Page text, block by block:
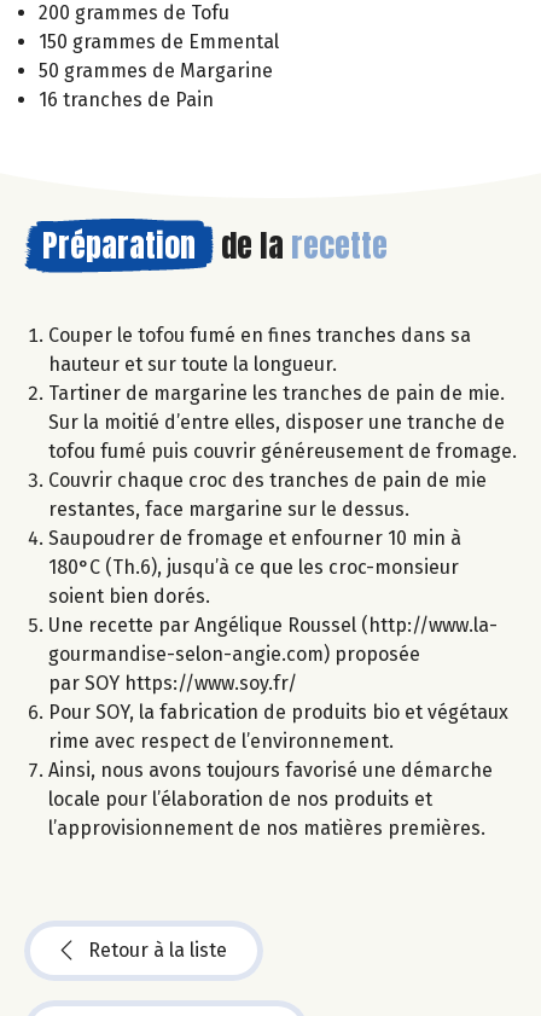
200 grammes de Tofu
150 grammes de Emmental
50 grammes de Margarine
16 tranches de Pain
Préparation de la recette
Couper le tofou fumé en fines tranches dans sa
hauteur et sur toute la longueur.
Tartiner de margarine les tranches de pain de mie.
Sur la moitié d’entre elles, disposer une tranche de
tofou fumé puis couvrir généreusement de fromage.
Couvrir chaque croc des tranches de pain de mie
restantes, face margarine sur le dessus.
Saupoudrer de fromage et enfourner 10 min à
180°C (Th.6), jusqu’à ce que les croc-monsieur
soient bien dorés.
Une recette par Angélique Roussel (http://www.la-
gourmandise-selon-angie.com) proposée
par SOY https://www.soy.fr/
Pour SOY, la fabrication de produits bio et végétaux
rime avec respect de l’environnement.
Ainsi, nous avons toujours favorisé une démarche
locale pour l’élaboration de nos produits et
l’approvisionnement de nos matières premières.
Retour à la liste